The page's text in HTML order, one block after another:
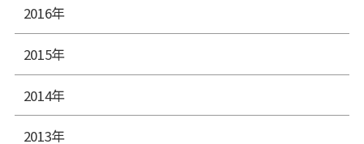
2016年
2015年
2014年
2013年